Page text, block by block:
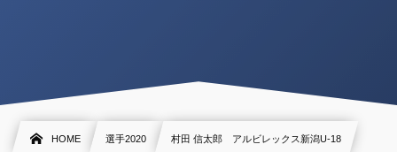
HOME 選手2020 村田 信太郎 アルビレックス新潟U-18